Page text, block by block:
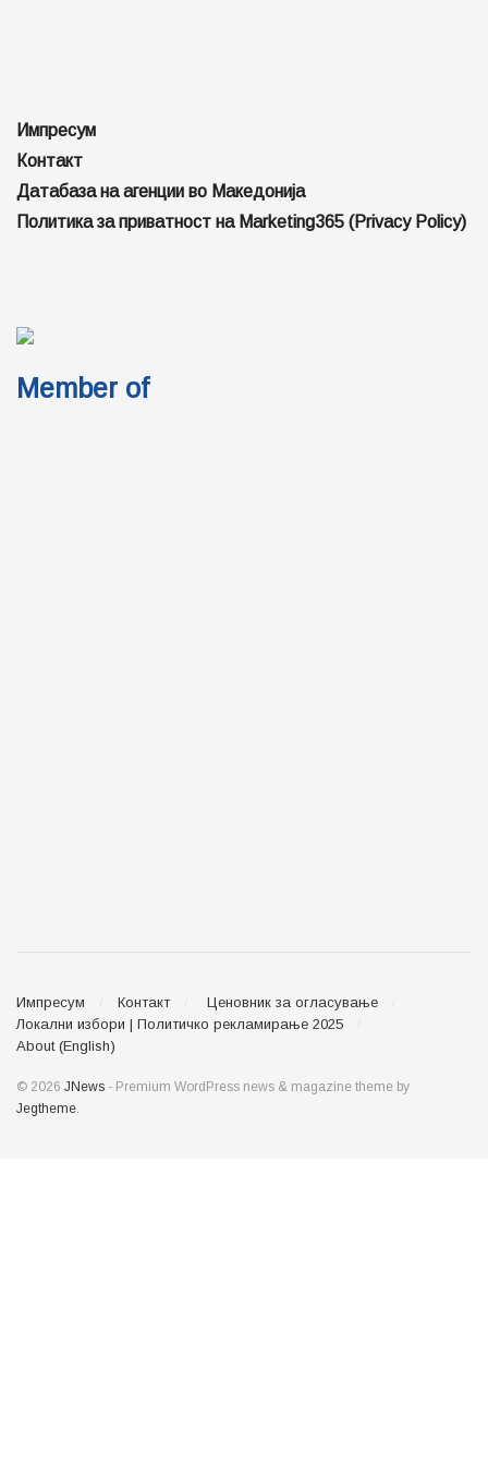
Импресум
Контакт
Датабаза на агенции во Македонија
Политика за приватност на Marketing365 (Privacy Policy)
Member of
Импресум Контакт
Ценовник за огласување
Локални избори | Политичко рекламирање 2025
About (English)
© 2026 JNews - Premium WordPress news & magazine theme by
Jegtheme